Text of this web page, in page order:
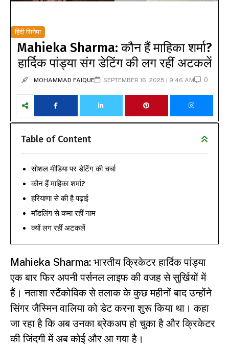
हिंदी सिनेमा
Mahieka Sharma: कौन हैं माहिका शर्मा?
हार्दिक पांड्या संग डेटिंग की लग रहीं अटकलें
MOHAMMAD FAIQUE SEPTEMBER 16, 2025 | 9:46 AM 0
Table of Content
सोशल मीडिया पर डेटिंग की चर्चा
कौन हैं माहिका शर्मा?
हरियाणा से की है पढ़ाई
मॉडलिंग से कमा रहीं नाम
क्यों लग रहीं अटकलें
Mahieka Sharma: भारतीय क्रिकेटर हार्दिक पांड्या
एक बार फिर अपनी पर्सनल लाइफ की वजह से सुर्खियों में
हैं। नताशा स्टैंकोविक से तलाक के कुछ महीनों बाद उन्होंने
सिंगर जैस्मिन वालिया को डेट करना शुरू किया था। कहा
जा रहा है कि अब उनका ब्रेकअप हो चुका है और क्रिकेटर
की जिंदगी में अब कोई और आ गया है।